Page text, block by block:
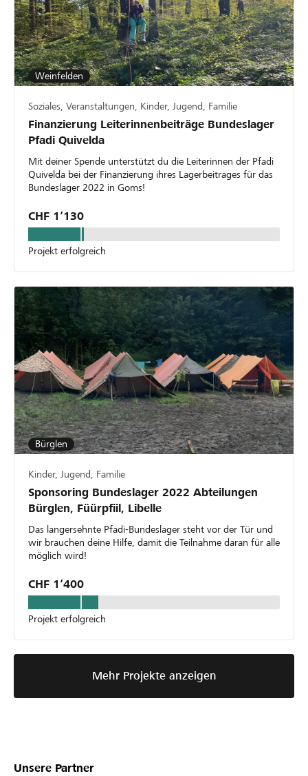
Weinfelden
Soziales, Veranstaltungen, Kinder, Jugend, Familie
Finanzierung Leiterinnenbeiträge Bundeslager
Pfadi Quivelda
Mit deiner Spende unterstützt du die Leiterinnen der Pfadi
Quivelda bei der Finanzierung ihres Lagerbeitrages für das
Bundeslager 2022 in Goms!
CHF 1’130
Projekt erfolgreich
Bürglen
Kinder, Jugend, Familie
Sponsoring Bundeslager 2022 Abteilungen
Bürglen, Füürpfiil, Libelle
Das langersehnte Pfadi-Bundeslager steht vor der Tür und
wir brauchen deine Hilfe, damit die Teilnahme daran für alle
möglich wird!
CHF 1’400
Projekt erfolgreich
Mehr Projekte anzeigen
Unsere Partner